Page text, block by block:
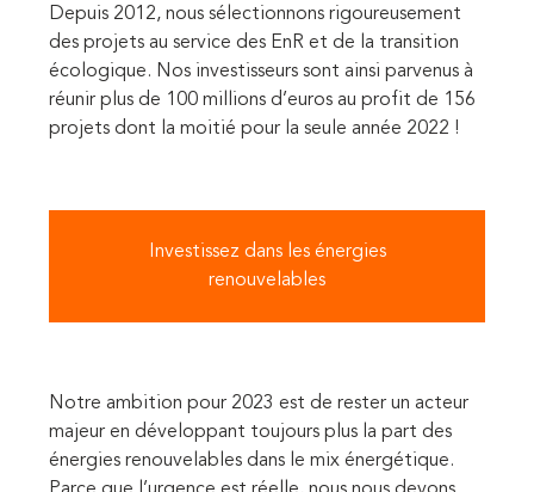
Depuis 2012, nous sélectionnons rigoureusement
des projets au service des EnR et de la transition
écologique. Nos investisseurs sont ainsi parvenus à
réunir plus de 100 millions d’euros au profit de 156
projets dont la moitié pour la seule année 2022 !
Investissez dans les énergies
renouvelables
Notre ambition pour 2023 est de rester un acteur
majeur en développant toujours plus la part des
énergies renouvelables dans le mix énergétique.